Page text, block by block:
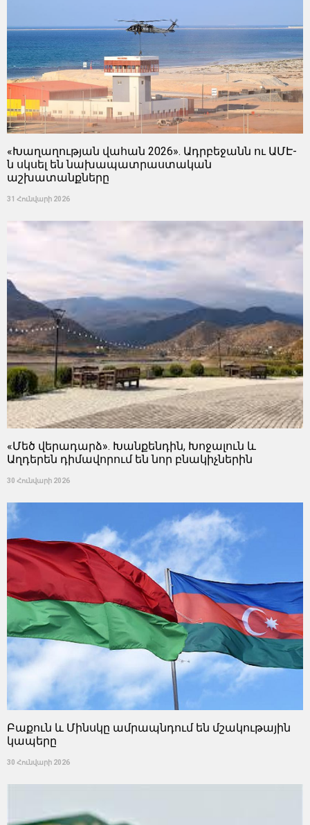
«Խաղաղության վահան 2026». Ադրբեջանն ու ԱՄԷ-
ն սկսել են նախապատրաստական ​​
աշխատանքները
31 Հունվարի 2026
«Մեծ վերադարձ». Խանքենդին, Խոջալուն և
Աղդերեն դիմավորում են նոր բնակիչներին
30 Հունվարի 2026
Բաքուն և Մինսկը ամրապնդում են մշակութային
կապերը
30 Հունվարի 2026